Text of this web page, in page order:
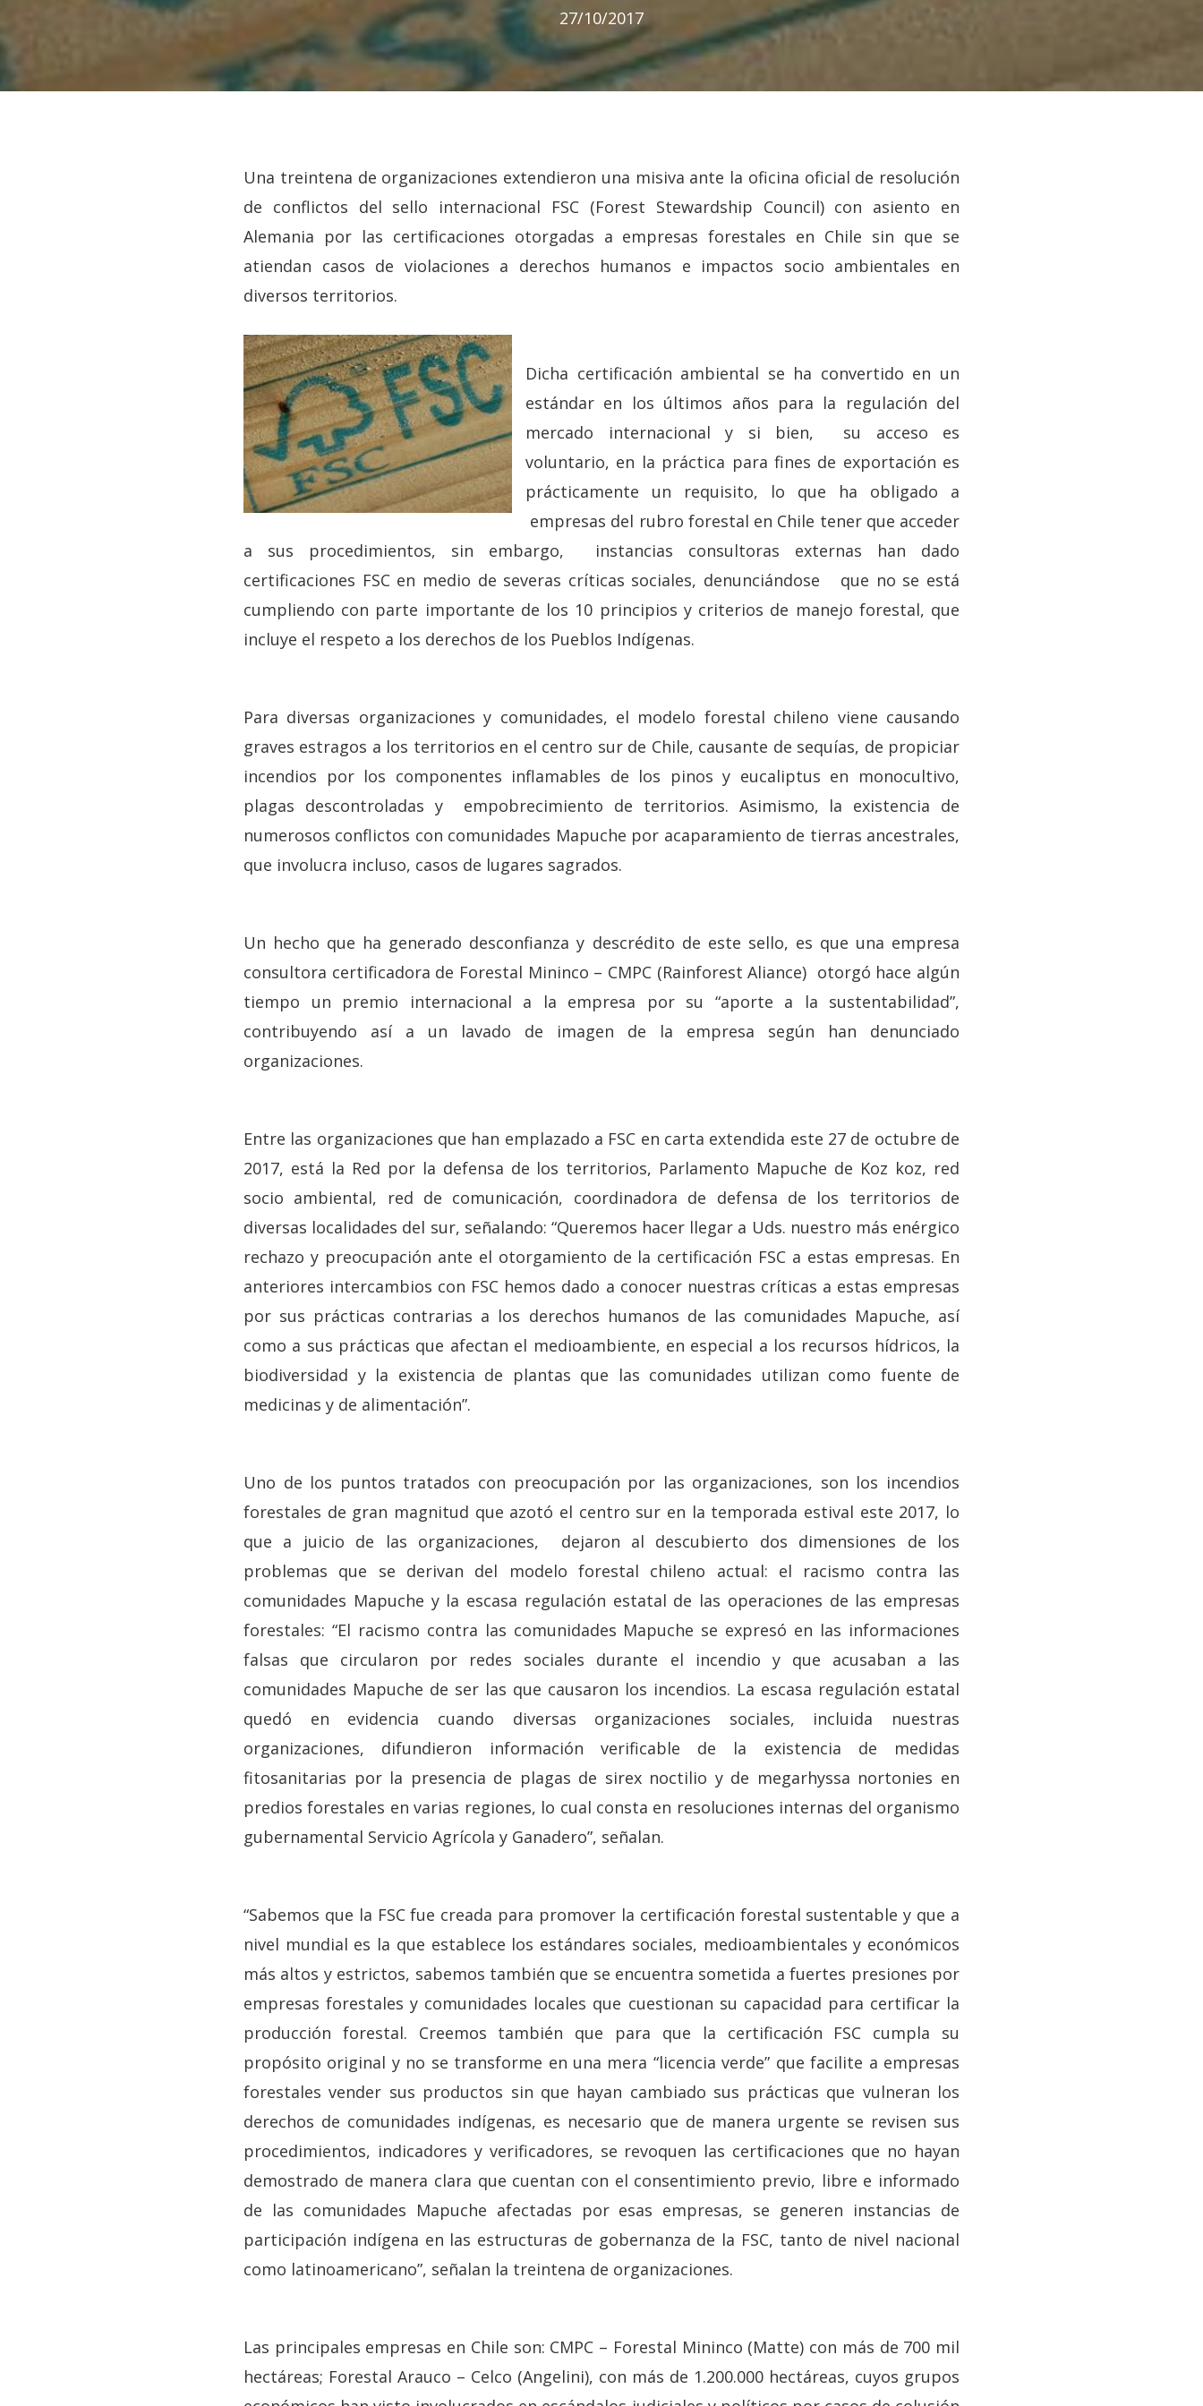
Hit enter to search or ESC to close
27/10/2017
Una treintena de organizaciones extendieron una misiva ante la oficina oficial de resolución
de conflictos del sello internacional FSC (Forest Stewardship Council) con asiento en
Alemania por las certificaciones otorgadas a empresas forestales en Chile sin que se
atiendan casos de violaciones a derechos humanos e impactos socio ambientales en
diversos territorios.
Dicha certificación ambiental se ha convertido en un
estándar en los últimos años para la regulación del
mercado internacional y si bien, su acceso es
voluntario, en la práctica para fines de exportación es
prácticamente un requisito, lo que ha obligado a
empresas del rubro forestal en Chile tener que acceder
a sus procedimientos, sin embargo, instancias consultoras externas han dado
certificaciones FSC en medio de severas críticas sociales, denunciándose que no se está
cumpliendo con parte importante de los 10 principios y criterios de manejo forestal, que
incluye el respeto a los derechos de los Pueblos Indígenas.
Para diversas organizaciones y comunidades, el modelo forestal chileno viene causando
graves estragos a los territorios en el centro sur de Chile, causante de sequías, de propiciar
incendios por los componentes inflamables de los pinos y eucaliptus en monocultivo,
plagas descontroladas y empobrecimiento de territorios. Asimismo, la existencia de
numerosos conflictos con comunidades Mapuche por acaparamiento de tierras ancestrales,
que involucra incluso, casos de lugares sagrados.
Un hecho que ha generado desconfianza y descrédito de este sello, es que una empresa
consultora certificadora de Forestal Mininco – CMPC (Rainforest Aliance) otorgó hace algún
tiempo un premio internacional a la empresa por su “aporte a la sustentabilidad”,
contribuyendo así a un lavado de imagen de la empresa según han denunciado
organizaciones.
Entre las organizaciones que han emplazado a FSC en carta extendida este 27 de octubre de
2017, está la Red por la defensa de los territorios, Parlamento Mapuche de Koz koz, red
socio ambiental, red de comunicación, coordinadora de defensa de los territorios de
diversas localidades del sur, señalando: “Queremos hacer llegar a Uds. nuestro más enérgico
rechazo y preocupación ante el otorgamiento de la certificación FSC a estas empresas. En
anteriores intercambios con FSC hemos dado a conocer nuestras críticas a estas empresas
por sus prácticas contrarias a los derechos humanos de las comunidades Mapuche, así
como a sus prácticas que afectan el medioambiente, en especial a los recursos hídricos, la
biodiversidad y la existencia de plantas que las comunidades utilizan como fuente de
medicinas y de alimentación”.
Uno de los puntos tratados con preocupación por las organizaciones, son los incendios
forestales de gran magnitud que azotó el centro sur en la temporada estival este 2017, lo
que a juicio de las organizaciones, dejaron al descubierto dos dimensiones de los
problemas que se derivan del modelo forestal chileno actual: el racismo contra las
comunidades Mapuche y la escasa regulación estatal de las operaciones de las empresas
forestales: “El racismo contra las comunidades Mapuche se expresó en las informaciones
falsas que circularon por redes sociales durante el incendio y que acusaban a las
comunidades Mapuche de ser las que causaron los incendios. La escasa regulación estatal
quedó en evidencia cuando diversas organizaciones sociales, incluida nuestras
organizaciones, difundieron información verificable de la existencia de medidas
fitosanitarias por la presencia de plagas de sirex noctilio y de megarhyssa nortonies en
predios forestales en varias regiones, lo cual consta en resoluciones internas del organismo
gubernamental Servicio Agrícola y Ganadero”, señalan.
“Sabemos que la FSC fue creada para promover la certificación forestal sustentable y que a
nivel mundial es la que establece los estándares sociales, medioambientales y económicos
más altos y estrictos, sabemos también que se encuentra sometida a fuertes presiones por
empresas forestales y comunidades locales que cuestionan su capacidad para certificar la
producción forestal. Creemos también que para que la certificación FSC cumpla su
propósito original y no se transforme en una mera “licencia verde” que facilite a empresas
forestales vender sus productos sin que hayan cambiado sus prácticas que vulneran los
derechos de comunidades indígenas, es necesario que de manera urgente se revisen sus
procedimientos, indicadores y verificadores, se revoquen las certificaciones que no hayan
demostrado de manera clara que cuentan con el consentimiento previo, libre e informado
de las comunidades Mapuche afectadas por esas empresas, se generen instancias de
participación indígena en las estructuras de gobernanza de la FSC, tanto de nivel nacional
como latinoamericano”, señalan la treintena de organizaciones.
Las principales empresas en Chile son: CMPC – Forestal Mininco (Matte) con más de 700 mil
hectáreas; Forestal Arauco – Celco (Angelini), con más de 1.200.000 hectáreas, cuyos grupos